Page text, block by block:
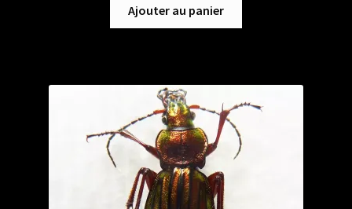
Ajouter au panier